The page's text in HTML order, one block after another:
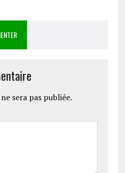
sera pas publiée.